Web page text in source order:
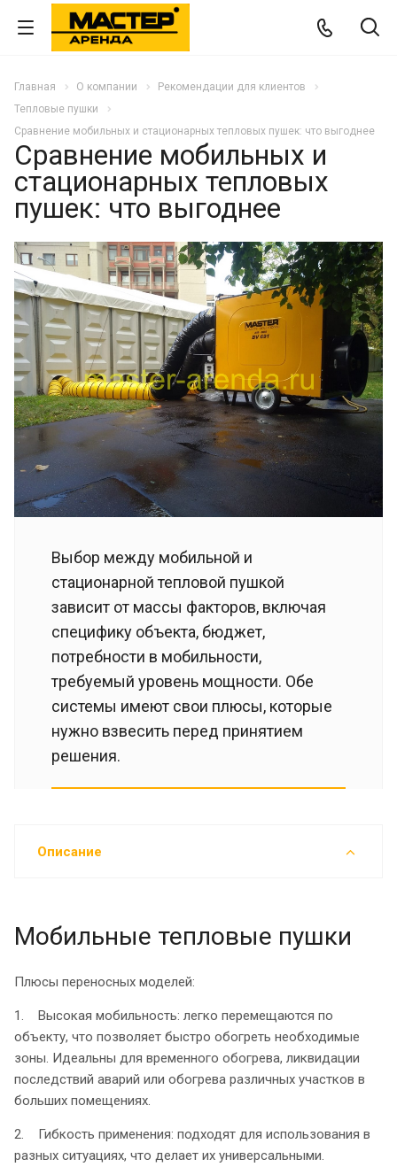
Главная О компании
Рекомендации для клиентов
Тепловые пушки
Сравнение мобильных и стационарных тепловых пушек: что выгоднее
Сравнение мобильных и
стационарных тепловых
пушек: что выгоднее
Выбор между мобильной и
стационарной тепловой пушкой
зависит от массы факторов, включая
специфику объекта, бюджет,
потребности в мобильности,
требуемый уровень мощности. Обе
системы имеют свои плюсы, которые
нужно взвесить перед принятием
решения.
Описание
Мобильные тепловые пушки
Плюсы переносных моделей:
1. Высокая мобильность: легко перемещаются по
объекту, что позволяет быстро обогреть необходимые
зоны. Идеальны для временного обогрева, ликвидации
последствий аварий или обогрева различных участков в
больших помещениях.
2. Гибкость применения: подходят для использования в
разных ситуациях, что делает их универсальными.